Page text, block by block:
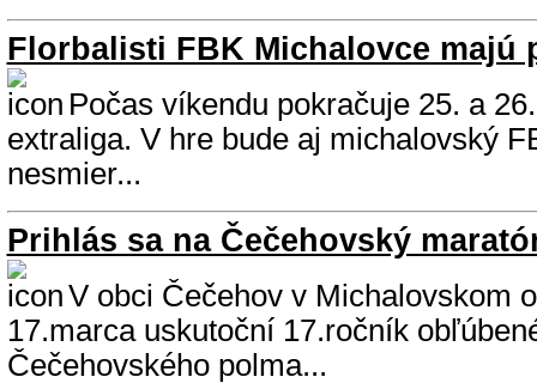
Florbalisti FBK Michalovce majú
Počas víkendu pokračuje 25. a
extraliga. V hre bude aj michalovský
nesmier...
Prihlás sa na Čečehovský
V obci Čečehov v Michalovskom
17.marca uskutoční 17.ročník
Čečehovského polma...